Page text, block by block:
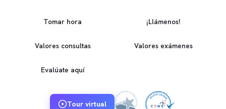
Tomar hora ¡Llámenos!
Valores consultas Valores exámenes
Evalúate aquí
Tour virtual